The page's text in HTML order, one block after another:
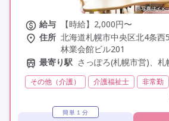
給与
【時給】2,000円〜
住所 北海道札幌市中央区北4条西
林業会館ビル201
最寄り駅 さっぽろ(札幌市営)、札
その他（介護） 介護福祉士 非常勤
簡単１分